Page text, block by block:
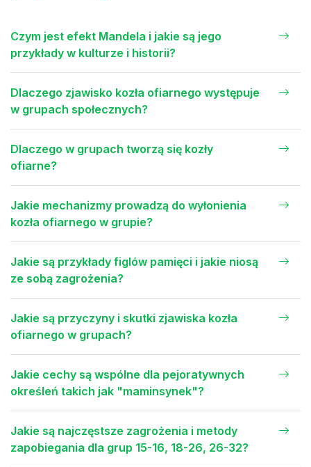
Czym jest efekt Mandela i jakie są jego
przykłady w kulturze i historii?
Dlaczego zjawisko kozła ofiarnego występuje
w grupach społecznych?
Dlaczego w grupach tworzą się kozły
ofiarne?
Jakie mechanizmy prowadzą do wyłonienia
kozła ofiarnego w grupie?
Jakie są przykłady figlów pamięci i jakie niosą
ze sobą zagrożenia?
Jakie są przyczyny i skutki zjawiska kozła
ofiarnego w grupach?
Jakie cechy są wspólne dla pejoratywnych
określeń takich jak "maminsynek"?
Jakie są najczęstsze zagrożenia i metody
zapobiegania dla grup 15-16, 18-26, 26-32?